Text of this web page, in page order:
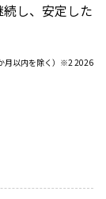
し、安定した
月以内を除く）※2 2026